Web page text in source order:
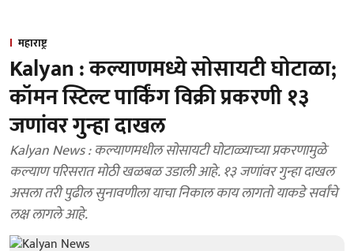
महाराष्ट्र
Kalyan : कल्याणमध्ये सोसायटी घोटाळा;
कॉमन स्टिल्ट पार्किंग विक्री प्रकरणी १३
जणांवर गुन्हा दाखल
Kalyan News : कल्याणमधील सोसायटी घोटाळ्याच्या प्रकरणामुळे
कल्याण परिसरात मोठी खळबळ उडाली आहे. १३ जणांवर गुन्हा दाखल
असला तरी पुढील सुनावणीला याचा निकाल काय लागतो याकडे सर्वांचे
लक्ष लागले आहे.